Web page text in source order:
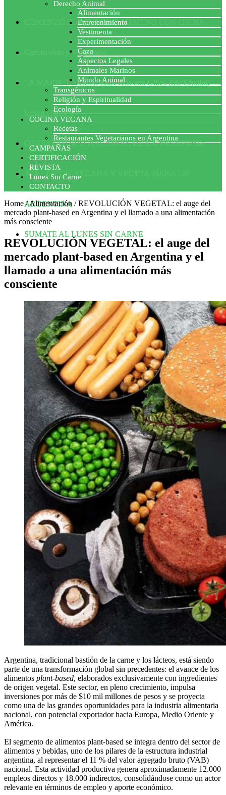
COMENZÓ EL ACUERDO PORCINO CON CHINA
Coronavirus y Veganismo
LA MAFIA TÓXICA: Entrevista con Gilles-Eric Séralini,
biólogo francés
OBSERVATORIO NACIONAL DE LA VEGEFOBIA
POBLACION VEGANA Y VEGETARIANA DE
ARGENTINA
SUMATE AL LUNES SIN CARNE
Derecho Animal
Alimentación
Entretenimiento
Vestimenta
Experimentación
Caza
Aspectos Legales
Animales Marinos
Mundo Animal
Transgénicos
Religión y Espiritualidad
Ecología
COCINA VEGANA
Recetas
Restaurantes Vegetarianos en Argentina
CAMPAÑAS
CERTIFICACIÓN
REVISTA
Lunes Sin Carne
CONTACTO
Home/Alimentación /REVOLUCIÓN VEGETAL: el auge del
mercado plant-based en Argentina y el llamado a una alimentación
más consciente
REVOLUCIÓN VEGETAL: el auge del
mercado plant-based en Argentina y el
llamado a una alimentación más
consciente
Argentina, tradicional bastión de la carne y los lácteos, está siendo
parte de una transformación global sin precedentes: el avance de los
alimentos plant-based, elaborados exclusivamente con ingredientes
de origen vegetal. Este sector, en pleno crecimiento, impulsa
inversiones por más de $10 mil millones de pesos y se proyecta
como una de las grandes oportunidades para la industria alimentaria
nacional, con potencial exportador hacia Europa, Medio Oriente y
América.
El segmento de alimentos plant-based se integra dentro del sector de
alimentos y bebidas, uno de los pilares de la estructura industrial
argentina, al representar el 11 % del valor agregado bruto (VAB)
nacional. Esta actividad productiva genera aproximadamente 12.000
empleos directos y 18.000 indirectos, consolidándose como un actor
relevante en términos de empleo y aporte económico.